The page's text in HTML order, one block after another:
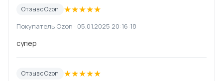
Отзыв с Ozon ★★★★★
Покупатель Ozon · 05.01.2025 20:16:18
супер
Отзыв с Ozon ★★★★★